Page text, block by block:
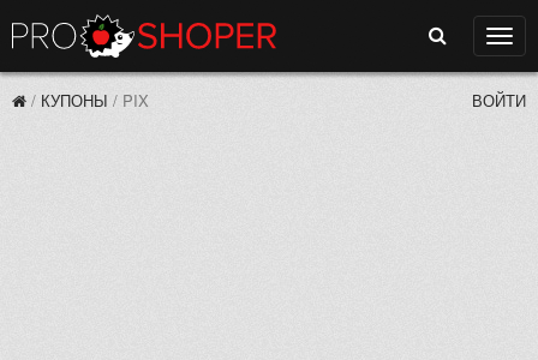
Поиск
/ КУПОНЫ / PIX ВОЙТИ